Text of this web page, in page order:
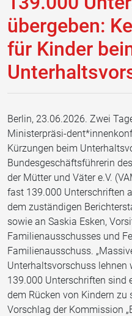
übergeben:
für Kinder
Berlin, 23.06.2026. Zwei
Ministerpräsi-
Kürzungen beim
Bundesgeschäftsführerin
der Mütter und Väter e.V.
fast 139.000 Unterschriften
dem zuständigen
sowie an Saskia Esken,
Familienausschusses und
Familienausschuss.
Unterhaltsvorschuss lehnen
139.000 Unterschriften sind
dem Rücken von Kindern zu
Vorschlag der Kommission